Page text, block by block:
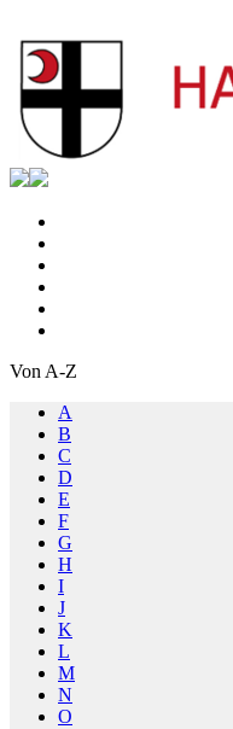
Von A-Z
A
B
C
D
E
F
G
H
I
J
K
L
M
N
O